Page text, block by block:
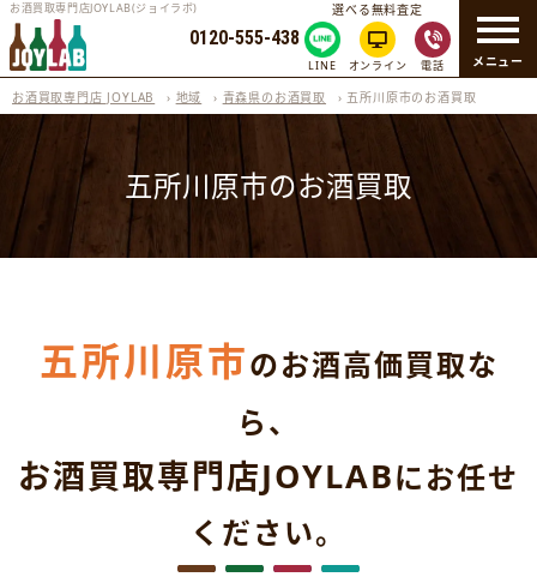
メニュー
お酒買取専門店JOYLAB(ジョイラボ)
0120-555-438
選べる無料査定
LINE オンライン 電話
お酒買取専門店 JOYLAB › 地域 › 青森県のお酒買取 › 五所川原市のお酒買取
五所川原市のお酒買取
五所川原市のお酒高価買取な
ら、
お酒買取専門店JOYLABにお任せ
ください。